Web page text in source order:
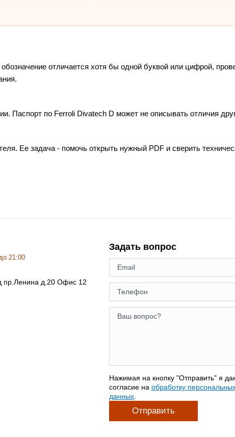
отличается хотя бы одной буквой или цифрой,
Паспорт по Ferroli Divatech D может не описывать отличия
Ее задача - помочь открыть нужный PDF и сверить
21:00
пр.Ленина д.20 Офис 12
Задать вопрос
Нажимая на кнопку "Отправить" я
согласие на обработку
данных.
Отправить